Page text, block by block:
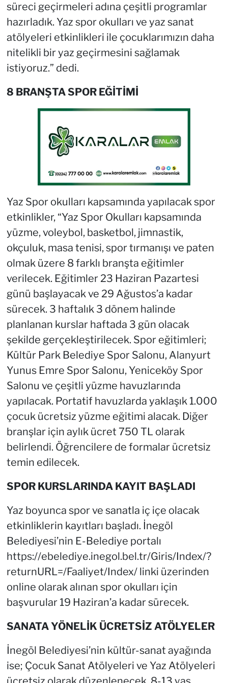
süreci geçirmeleri adına çeşitli programlar
hazırladık. Yaz spor okulları ve yaz sanat
atölyeleri etkinlikleri ile çocuklarımızın daha
nitelikli bir yaz geçirmesini sağlamak
istiyoruz.” dedi.
8 BRANŞTA SPOR EĞİTİMİ
Yaz Spor okulları kapsamında yapılacak spor
etkinlikler, “Yaz Spor Okulları kapsamında
yüzme, voleybol, basketbol, jimnastik,
okçuluk, masa tenisi, spor tırmanışı ve paten
olmak üzere 8 farklı branşta eğitimler
verilecek. Eğitimler 23 Haziran Pazartesi
günü başlayacak ve 29 Ağustos’a kadar
sürecek. 3 haftalık 3 dönem halinde
planlanan kurslar haftada 3 gün olacak
şekilde gerçekleştirilecek. Spor eğitimleri;
Kültür Park Belediye Spor Salonu, Alanyurt
Yunus Emre Spor Salonu, Yeniceköy Spor
Salonu ve çeşitli yüzme havuzlarında
yapılacak. Portatif havuzlarda yaklaşık 1.000
çocuk ücretsiz yüzme eğitimi alacak. Diğer
branşlar için aylık ücret 750 TL olarak
belirlendi. Öğrencilere de formalar ücretsiz
temin edilecek.
SPOR KURSLARINDA KAYIT BAŞLADI
Yaz boyunca spor ve sanatla iç içe olacak
etkinliklerin kayıtları başladı. İnegöl
Belediyesi’nin E-Belediye portalı
https://ebelediye.inegol.bel.tr/Giris/Index/?
returnURL=/Faaliyet/Index/ linki üzerinden
online olarak alınan spor okulları için
başvurular 19 Haziran’a kadar sürecek.
SANATA YÖNELİK ÜCRETSİZ ATÖLYELER
İnegöl Belediyesi’nin kültür-sanat ayağında
ise; Çocuk Sanat Atölyeleri ve Yaz Atölyeleri